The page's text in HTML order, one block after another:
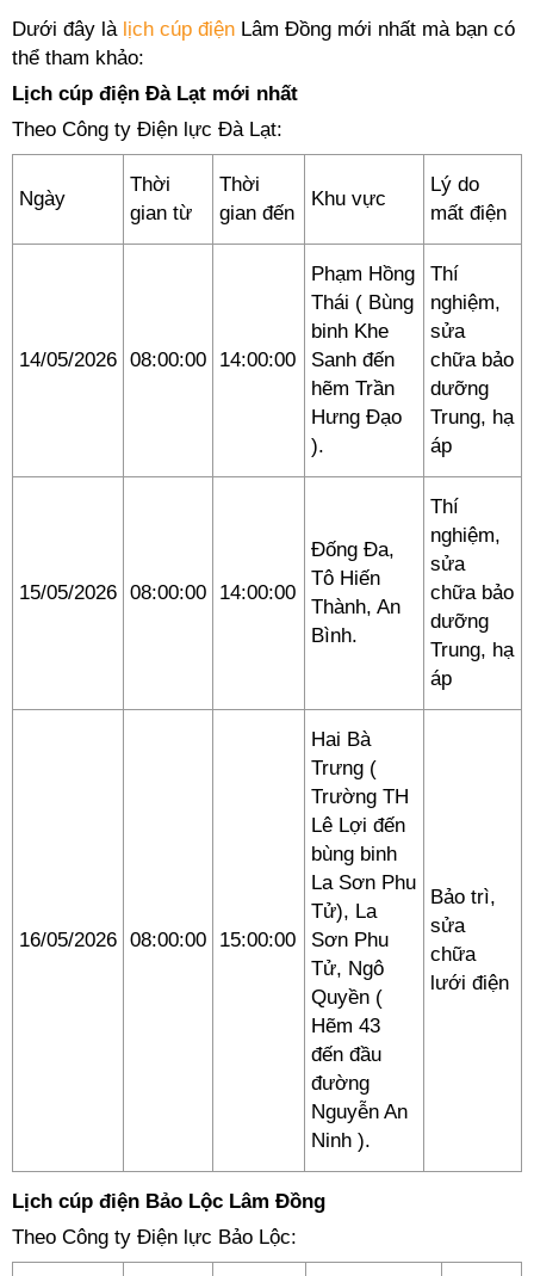
Dưới đây là lịch cúp điện Lâm Đồng mới nhất mà bạn có
thể tham khảo:
Lịch cúp điện Đà Lạt mới nhất
Theo Công ty Điện lực Đà Lạt:
Ngày
Thời
gian từ
Thời
gian đến
Khu vực
Lý do
mất điện
14/05/2026 08:00:00 14:00:00
Phạm Hồng
Thái ( Bùng
binh Khe
Sanh đến
hẽm Trần
Hưng Đạo
).
Thí
nghiệm,
sửa
chữa bảo
dưỡng
Trung, hạ
áp
15/05/2026 08:00:00 14:00:00
Đống Đa,
Tô Hiến
Thành, An
Bình.
Thí
nghiệm,
sửa
chữa bảo
dưỡng
Trung, hạ
áp
16/05/2026 08:00:00 15:00:00
Hai Bà
Trưng (
Trường TH
Lê Lợi đến
bùng binh
La Sơn Phu
Tử), La
Sơn Phu
Tử, Ngô
Quyền (
Hẽm 43
đến đầu
đường
Nguyễn An
Ninh ).
Bảo trì,
sửa
chữa
lưới điện
Lịch cúp điện Bảo Lộc Lâm Đồng
Theo Công ty Điện lực Bảo Lộc: